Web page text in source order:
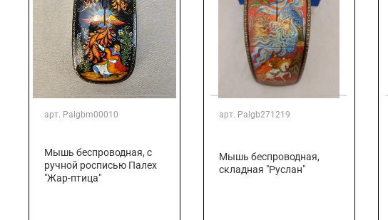
арт. Palgbm00010
Мышь беспроводная, с
ручной росписью Палех
"Жар-птица"
арт. Palgb271219
Мышь беспроводная,
складная "Руслан"